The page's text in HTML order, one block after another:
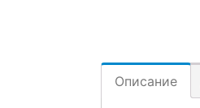
Описание